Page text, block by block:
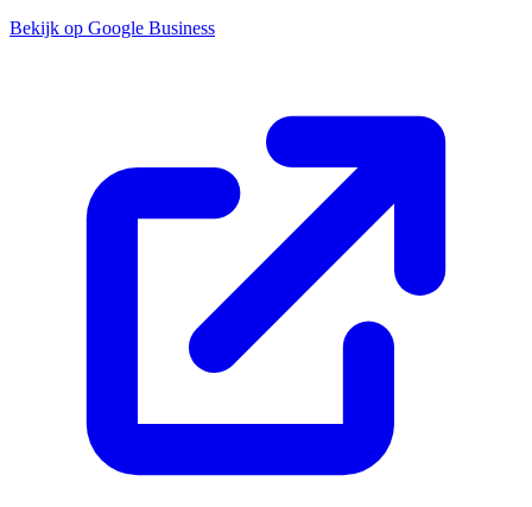
Bekijk op Google Business